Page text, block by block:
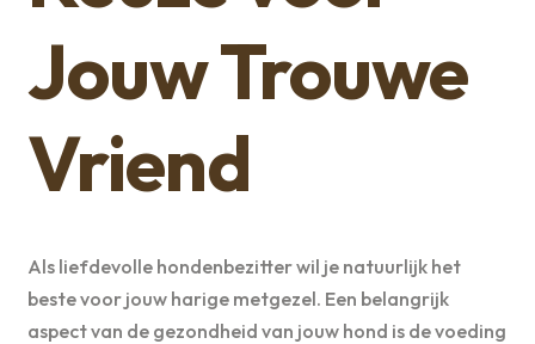
Jouw Trouwe
Vriend
Als liefdevolle hondenbezitter wil je natuurlijk het
beste voor jouw harige metgezel. Een belangrijk
aspect van de gezondheid van jouw hond is de voeding